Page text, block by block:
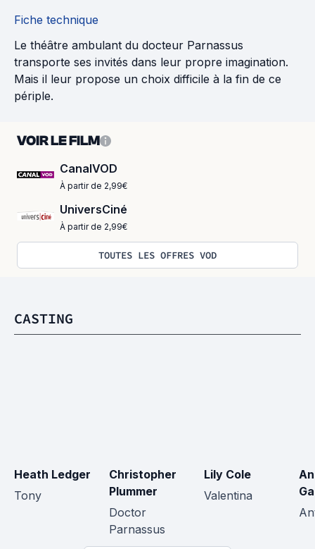
Fiche technique
Le théâtre ambulant du docteur Parnassus
transporte ses invités dans leur propre imagination.
Mais il leur propose un choix difficile à la fin de ce
périple.
VOIR LE FILM
CanalVOD
À partir de 2,99€
UniversCiné
À partir de 2,99€
TOUTES LES OFFRES VOD
CASTING
Heath Ledger
Tony
Christopher
Plummer
Doctor
Parnassus
Lily Cole
Valentina